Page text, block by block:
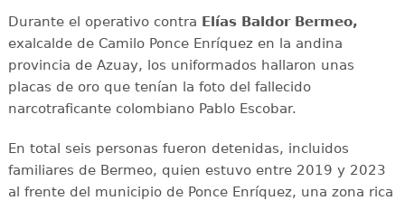
Durante el operativo contra Elías Baldor Bermeo,
exalcalde de Camilo Ponce Enríquez en la andina
provincia de Azuay, los uniformados hallaron unas
placas de oro que tenían la foto del fallecido
narcotraficante colombiano Pablo Escobar.
En total seis personas fueron detenidas, incluidos
familiares de Bermeo, quien estuvo entre 2019 y 2023
al frente del municipio de Ponce Enríquez, una zona rica